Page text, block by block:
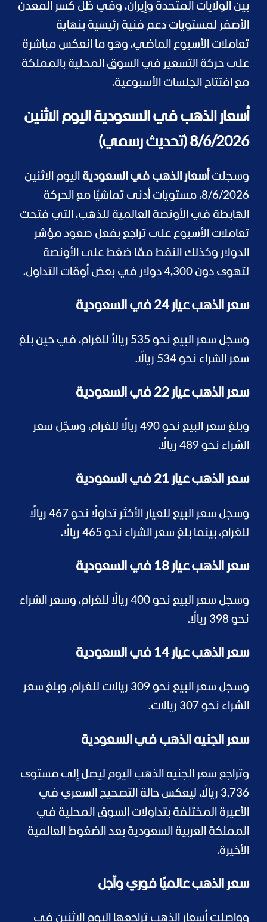
بين الولايات المتحدة وإيران، وفي ظل كسر المعدن
الأصفر لمستويات دعم فنية رئيسية بنهاية
تعاملات الأسبوع الماضي، وهو ما انعكس مباشرة
على حركة التسعير في السوق المحلية بالمملكة
مع افتتاح الجلسات الأسبوعية.
أسعار الذهب في السعودية اليوم الاثنين
8/6/2026 (تحديث رسمي)
وسجلت أسعار الذهب في السعودية اليوم الاثنين
8/6/2026، مستويات أدنى تماشيًا مع الحركة
الهابطة في الأونصة العالمية للذهب، التي فتحت
تعاملات الأسبوع على تراجع بفعل صعود مؤشر
الدولار وكذلك النفط ممّا ضغط على الأونصة
لتهوى دون 4,300 دولار في بعض أوقات التداول.
سعر الذهب عيار 24 في السعودية
وسجل سعر البيع نحو 535 ريالاً للغرام، في حين بلغ
سعر الشراء نحو 534 ريالًا.
سعر الذهب عيار 22 في السعودية
وبلغ سعر البيع نحو 490 ريالًا للغرام، وسجّل سعر
الشراء نحو 489 ريالًا.
سعر الذهب عيار 21 في السعودية
وسجل سعر البيع للعيار الأكثر تداولًا نحو 467 ريالًا
للغرام، بينما بلغ سعر الشراء نحو 465 ريالًا.
سعر الذهب عيار 18 في السعودية
وسجل سعر البيع نحو 400 ريالًا للغرام، وسعر الشراء
نحو 398 ريالًا.
سعر الذهب عيار 14 في السعودية
وسجل سعر البيع نحو 309 ريالات للغرام، وبلغ سعر
الشراء نحو 307 ريالات.
سعر الجنيه الذهب في السعودية
وتراجع سعر الجنيه الذهب اليوم ليصل إلى مستوى
3,736 ريالًا، ليعكس حالة التصحيح السعري في
الأعيرة المختلفة بتداولات السوق المحلية في
المملكة العربية السعودية بعد الضغوط العالمية
الأخيرة.
سعر الذهب عالميًا فوري وآجل
وواصلت أسعار الذهب تراجعها اليوم الاثنين في